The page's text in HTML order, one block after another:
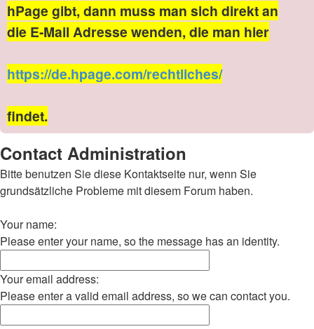
hPage gibt, dann muss man sich direkt an
die E-Mail Adresse wenden, die man hier
https://de.hpage.com/rechtliches/
findet.
Contact Administration
Bitte benutzen Sie diese Kontaktseite nur, wenn Sie
grundsätzliche Probleme mit diesem Forum haben.
Your name:
Please enter your name, so the message has an identity.
Your email address:
Please enter a valid email address, so we can contact you.